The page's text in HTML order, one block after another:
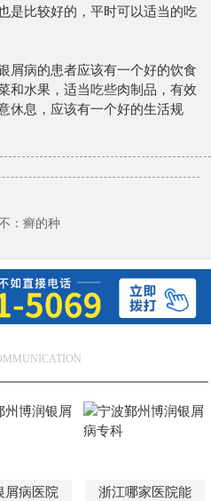
是比较好的，平时可以适当的吃
病的患者应该有一个好的饮食
和水果，适当吃些肉制品，有效
休息，应该有一个好的生活规
：癣的种
屑病医院 浙江哪家医院能